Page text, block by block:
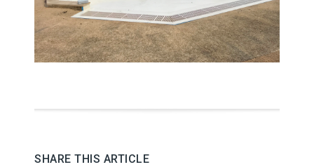
SHARE THIS ARTICLE